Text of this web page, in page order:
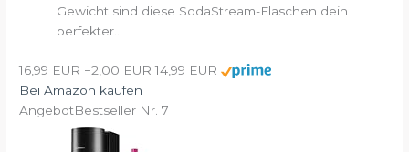
Gewicht sind diese SodaStream-Flaschen dein
perfekter...
16,99 EUR −2,00 EUR 14,99 EUR
Bei Amazon kaufen
AngebotBestseller Nr. 7